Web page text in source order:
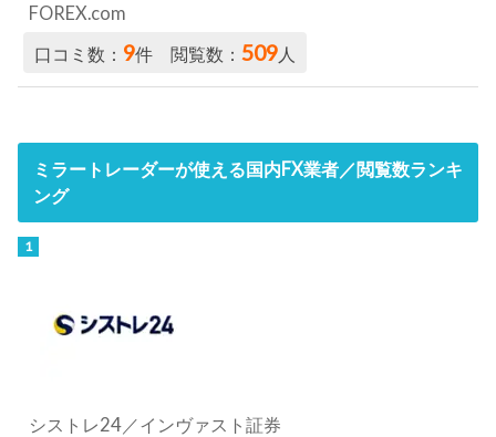
FOREX.com
口コミ数： 9件 閲覧数：509 人
ミラートレーダーが使える国内FX業者／閲覧数ランキ
ング
シストレ24／インヴァスト証券